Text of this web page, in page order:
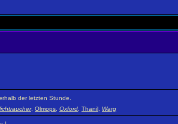
der letzten Stunde.
, Olmops Oxford Thanil Warg